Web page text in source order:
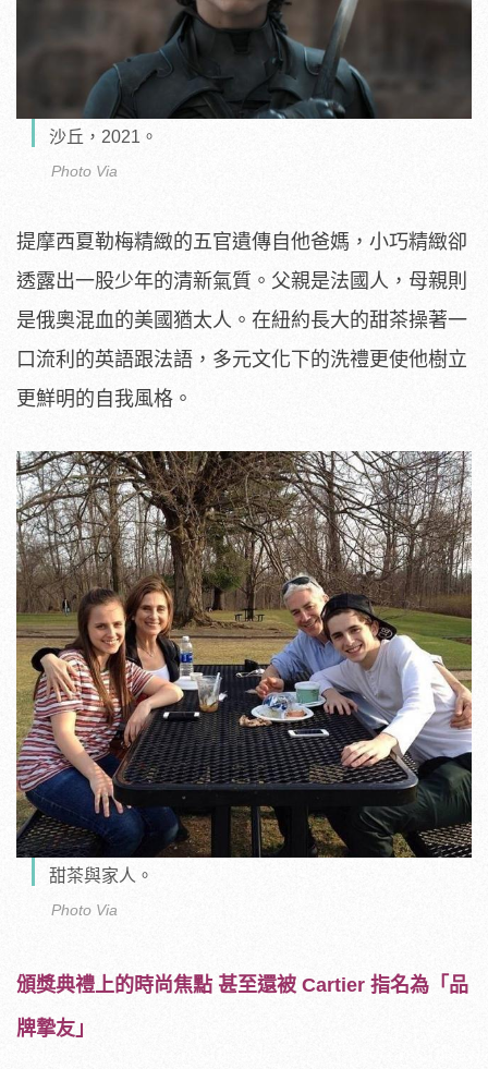
沙丘，2021。
Photo Via
提摩西夏勒梅精緻的五官遺傳自他爸媽，小巧精緻卻
透露出一股少年的清新氣質。父親是法國人，母親則
是俄奧混血的美國猶太人。在紐約長大的甜茶操著一
口流利的英語跟法語，多元文化下的洗禮更使他樹立
更鮮明的自我風格。
甜茶與家人。
Photo Via
頒獎典禮上的時尚焦點 甚至還被 Cartier 指名為「品
牌摯友」